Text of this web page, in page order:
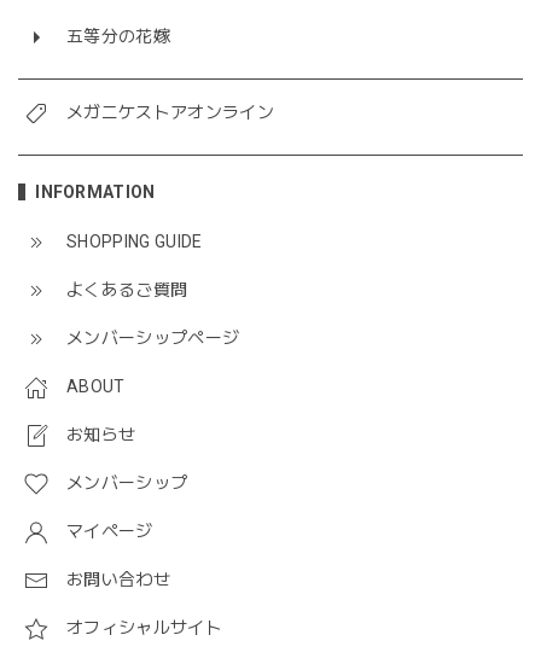
五等分の花嫁
メガニケストアオンライン
INFORMATION
SHOPPING GUIDE
よくあるご質問
メンバーシップページ
ABOUT
お知らせ
メンバーシップ
マイページ
お問い合わせ
オフィシャルサイト